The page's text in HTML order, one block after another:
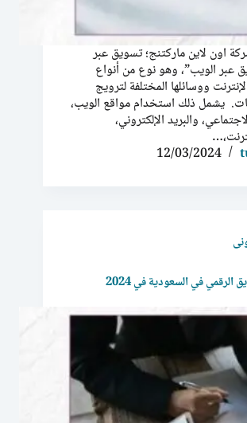
اون لاين ماركتنج؛ تسويق عبر
عبر الويب”، وهو نوع من أنواع
ووسائلها المختلفة لترويج
يشمل ذلك استخدام مواقع الويب،
والبريد الإلكتروني،
12/03/2024
في السعودية في 2024